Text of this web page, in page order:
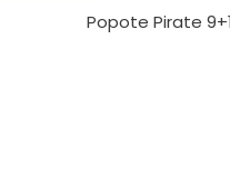
Popote Pirate